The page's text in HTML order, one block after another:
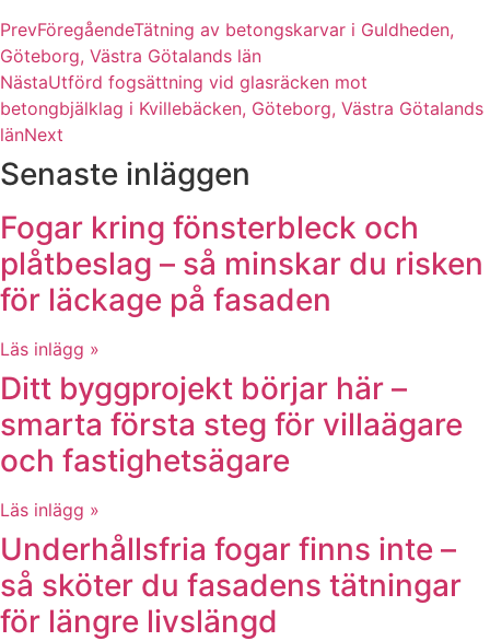
PrevFöregåendeTätning av betongskarvar i Guldheden,
Göteborg, Västra Götalands län
NästaUtförd fogsättning vid glasräcken mot
betongbjälklag i Kvillebäcken, Göteborg, Västra Götalands
länNext
Senaste inläggen
Fogar kring fönsterbleck och
plåtbeslag – så minskar du risken
för läckage på fasaden
Läs inlägg »
Ditt byggprojekt börjar här –
smarta första steg för villaägare
och fastighetsägare
Läs inlägg »
Underhållsfria fogar finns inte –
så sköter du fasadens tätningar
för längre livslängd